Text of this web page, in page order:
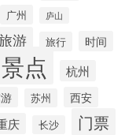
广州 庐山
游 旅行 时间
景点 杭州
苏州 西安
庆 长沙 门票